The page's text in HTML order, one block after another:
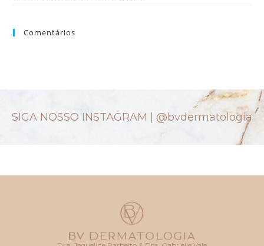
Comentários
SIGA NOSSO INSTAGRAM | @bvdermatologia